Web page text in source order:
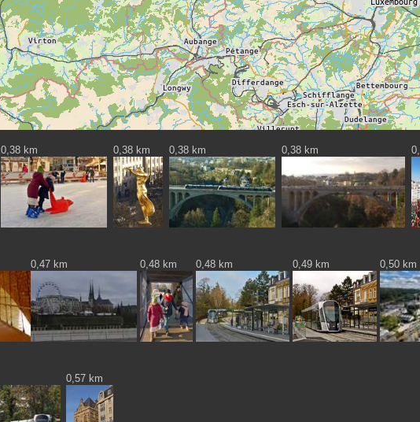
0,38 km 0,38 km 0,38 km 0,38 km
0,47 km 0,48 km 0,48 km 0,49 km 0,50 km
0,57 km